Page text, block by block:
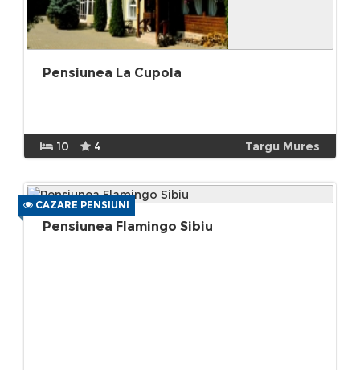
Pensiunea La Cupola
10 4 Targu Mures
CAZARE PENSIUNI
Pensiunea Flamingo Sibiu